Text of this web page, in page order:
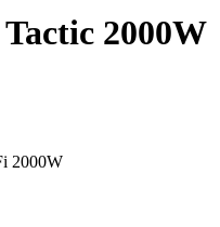
2000W
2000W